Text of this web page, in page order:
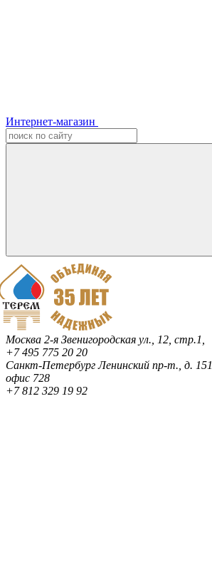
Интернет-магазин
Москва 2-я Звенигородская ул., 12, стр.1,
+7 495 775 20 20
Санкт-ПетербургЛенинский пр-т., д. 151,
офис 728
+7 812 329 19 92